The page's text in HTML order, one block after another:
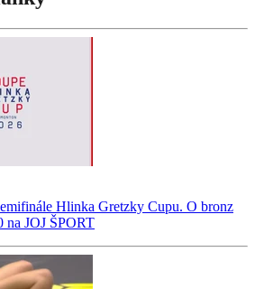
Hlinka Gretzky Cupu. O bronz
na JOJ ŠPORT